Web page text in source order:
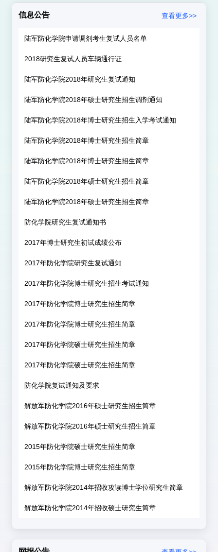
营院达标单位”和“首都绿化美化花园式
才的军中高等学府。热烈欢迎您携笔从
戎，投身火热的军营，这里将是您成就
事业，实现人生价值的舞台。
信息公告
陆军防化学院申请调剂考生复试人员名单
2018研究生复试人员车辆通行证
陆军防化学院2018年研究生复试通知
陆军防化学院2018年硕士研究生招生调剂通知
陆军防化学院2018年博士研究生招生入学考试通知
陆军防化学院2018年博士研究生招生简章
陆军防化学院2018年博士研究生招生简章
陆军防化学院2018年硕士研究生招生简章
陆军防化学院2018年硕士研究生招生简章
防化学院研究生复试通知书
2017年博士研究生初试成绩公布
2017年防化学院研究生复试通知
2017年防化学院博士研究生招生考试通知
2017年防化学院博士研究生招生简章
2017年防化学院博士研究生招生简章
2017年防化学院硕士研究生招生简章
2017年防化学院硕士研究生招生简章
防化学院复试通知及要求
解放军防化学院2016年硕士研究生招生简章
解放军防化学院2016年硕士研究生招生简章
2015年防化学院硕士研究生招生简章
2015年防化学院博士研究生招生简章
解放军防化学院2014年招收攻读博士学位研究生简章
解放军防化学院2014年招收硕士研究生简章
查看更多>>